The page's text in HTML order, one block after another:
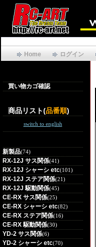
Home ログイン
買い物カゴ確認
商品リスト(品番順)
switch to english
新製品(74)
RX-12J サス関係(41)
RX-12J シャーシ etc(101)
RX-12J ステア関係(21)
RX-12J 駆動関係(45)
CE-RX サス関係(25)
CE-RX シャーシ etc(82)
CE-RX ステア関係(16)
CE-RX 駆動関係(30)
YD-2 サス関係(6)
YD-2 シャーシ etc(70)